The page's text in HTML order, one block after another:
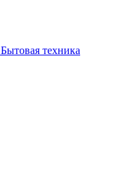
Бытовая техника